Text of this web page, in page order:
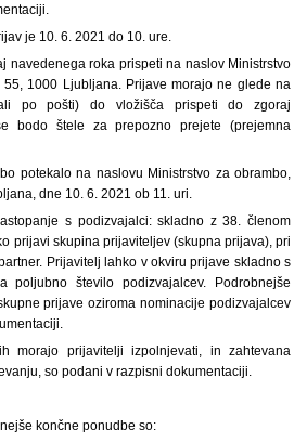
je 10. 6. 2021 do 10. ure.
navedenega roka prispeti na naslov Ministrstvo
55, 1000 Ljubljana. Prijave morajo ne glede na
po pošti) do vložišča prispeti do zgoraj
bodo štele za prepozno prejete (prejemna
potekalo na naslovu Ministrstvo za obrambo,
dne 10. 6. 2021 ob 11. uri.
s podizvajalci: skladno z 38. členom
prijavi skupina prijaviteljev (skupna prijava), pri
Prijavitelj lahko v okviru prijave skladno s
poljubno število podizvajalcev. Podrobnejše
prijave oziroma nominacije podizvajalcev
morajo prijavitelji izpolnjevati, in zahtevana
so podani v razpisni dokumentaciji.
končne ponudbe so: